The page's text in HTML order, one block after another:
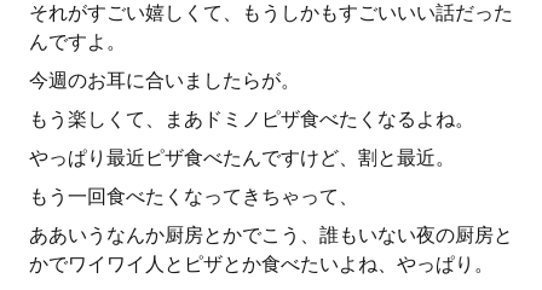
それがすごい嬉しくて、もうしかもすごいいい話だった
んですよ。
今週のお耳に合いましたらが。
もう楽しくて、まあドミノピザ食べたくなるよね。
やっぱり最近ピザ食べたんですけど、割と最近。
もう一回食べたくなってきちゃって、
ああいうなんか厨房とかでこう、誰もいない夜の厨房と
かでワイワイ人とピザとか食べたいよね、やっぱり。